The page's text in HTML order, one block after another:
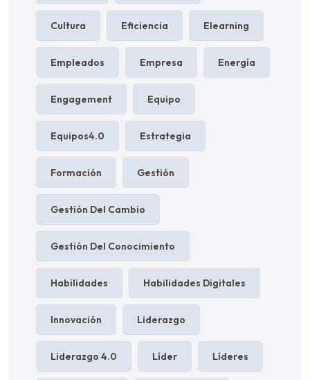
Cultura Eficiencia Elearning
Empleados Empresa Energía
Engagement Equipo
Equipos4.0 Estrategia
Formación Gestión
Gestión Del Cambio
Gestión Del Conocimiento
Habilidades Habilidades Digitales
Innovación Liderazgo
Liderazgo 4.0 Líder Líderes